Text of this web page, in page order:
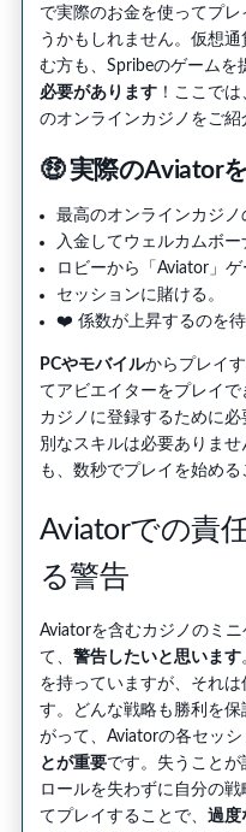
で実際のお金を使ってプ
うかもしれません。仮想
む方も、Spribeのゲームを
必要があります！ここでは
のオンラインカジノをご紹
🤑 実際のAviator
最高のオンラインカジノ
入金してウェルカムボー
ロビーから「Aviator」ゲ
セッションに賭ける。
❤️ 係数が上昇するのを待
PCやモバイルからプレイ
てアビエイターをプレイ
カジノに登録するために
別なスキルは必要ありま
も、数秒でプレイを始める
Aviatorでの責
る警告
Aviatorを含むカジノのミ
て、 警告したいと思います
を持っていますが、それは
す。どんな戦略も勝利を
がって、Aviatorの各セッシ
とが重要です。失うことが
ロールを失わずに自分の
てプレイすることで、 過度